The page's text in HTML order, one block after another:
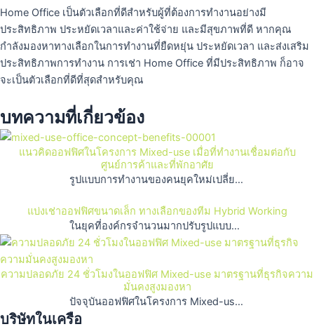
Home Office เป็นตัวเลือกที่ดีสำหรับผู้ที่ต้องการทำงานอย่างมี
ประสิทธิภาพ ประหยัดเวลาและค่าใช้จ่าย และมีสุขภาพที่ดี หากคุณ
กำลังมองหาทางเลือกในการทำงานที่ยืดหยุ่น ประหยัดเวลา และส่งเสริม
ประสิทธิภาพการทำงาน การเช่า Home Office ที่มีประสิทธิภาพ ก็อาจ
จะเป็นตัวเลือกที่ดีที่สุดสำหรับคุณ
บทความที่เกี่ยวข้อง
แนวคิดออฟฟิศในโครงการ Mixed-use เมื่อที่ทำงานเชื่อมต่อกับ
ศูนย์การค้าและที่พักอาศัย
รูปแบบการทำงานของคนยุคใหม่เปลี่ยนแปลงไปอย่างมาก หลายองค […]
แบ่งเช่าออฟฟิศขนาดเล็ก ทางเลือกของทีม Hybrid Working
ในยุคที่องค์กรจำนวนมากปรับรูปแบบการทำงานสู่ Hybrid Work […]
ความปลอดภัย 24 ชั่วโมงในออฟฟิศ Mixed-use มาตรฐานที่ธุรกิจความ
มั่นคงสูงมองหา
ปัจจุบันออฟฟิศในโครงการ Mixed-use กำลังได้รับความนิยมเพ […]
บริษัทในเครือ